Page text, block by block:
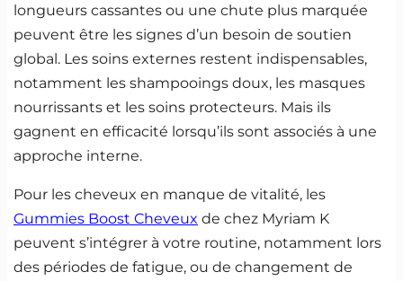
longueurs cassantes ou une chute plus marquée
peuvent être les signes d’un besoin de soutien
global. Les soins externes restent indispensables,
notamment les shampooings doux, les masques
nourrissants et les soins protecteurs. Mais ils
gagnent en efficacité lorsqu’ils sont associés à une
approche interne.
Pour les cheveux en manque de vitalité, les
Gummies Boost Cheveux de chez Myriam K
peuvent s’intégrer à votre routine, notamment lors
des périodes de fatigue, ou de changement de